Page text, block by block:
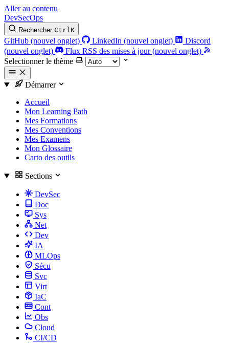
Aller au contenu
DevSecOps
Rechercher CtrlK
GitHub (nouvel onglet) LinkedIn (nouvel onglet)
Discord
(nouvel onglet)
Flux RSS des mises à jour (nouvel onglet)
Selectionner le thème
Démarrer
Accueil
Mon Learning Path
Mes Formations
Mes Conventions
Mes Examens
Mon Glossaire
Carto des outils
Sections
DevSec
Doc
Sys
Net
Dev
IA
MLOps
Sécu
Svc
Virt
IaC
Cont
Obs
Cloud
CI/CD